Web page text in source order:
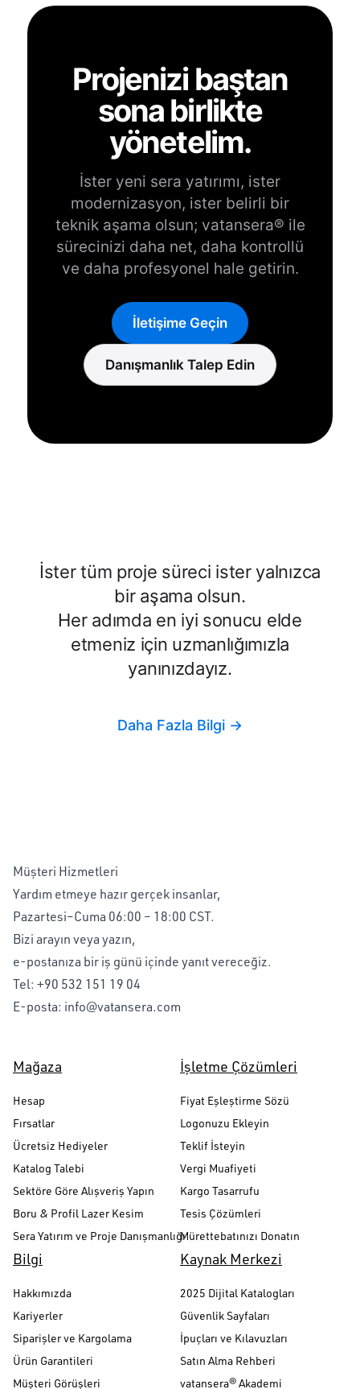
Projenizi baştan
sona birlikte
yönetelim.
İster yeni sera yatırımı, ister
modernizasyon, ister belirli bir
teknik aşama olsun; vatansera® ile
sürecinizi daha net, daha kontrollü
ve daha profesyonel hale getirin.
İletişime Geçin
Danışmanlık Talep Edin
İster tüm proje süreci ister yalnızca
bir aşama olsun.
Her adımda en iyi sonucu elde
etmeniz için uzmanlığımızla
yanınızdayız.
Daha Fazla Bilgi →
Müşteri Hizmetleri
Yardım etmeye hazır gerçek insanlar,
Pazartesi–Cuma 06:00 – 18:00 CST.
Bizi arayın veya yazın,
e-postanıza bir iş günü içinde yanıt vereceğiz.
Tel: +90 532 151 19 04
E-posta: info@vatansera.com
Mağaza
Hesap
Fırsatlar
Ücretsiz Hediyeler
Katalog Talebi
Sektöre Göre Alışveriş Yapın
Boru & Profil Lazer Kesim
Sera Yatırım ve Proje Danışmanlığı
İşletme Çözümleri
Fiyat Eşleştirme Sözü
Logonuzu Ekleyin
Teklif İsteyin
Vergi Muafiyeti
Kargo Tasarrufu
Tesis Çözümleri
Mürettebatınızı Donatın
Bilgi
Hakkımızda
Kariyerler
Siparişler ve Kargolama
Ürün Garantileri
Müşteri Görüşleri
Kaynak Merkezi
2025 Dijital Katalogları
Güvenlik Sayfaları
İpuçları ve Kılavuzları
Satın Alma Rehberi
vatansera® Akademi